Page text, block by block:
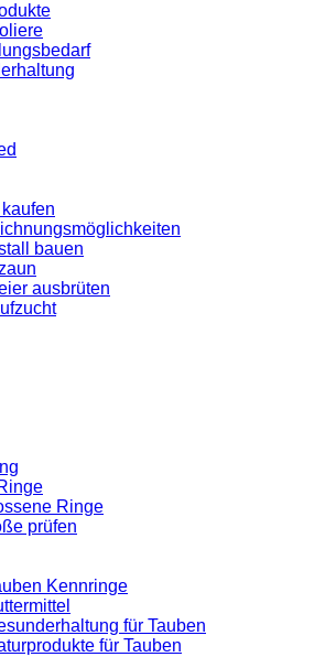
bauen
ausbrüten
Ringe
prüfen
Kennringe
für Tauben
für Tauben